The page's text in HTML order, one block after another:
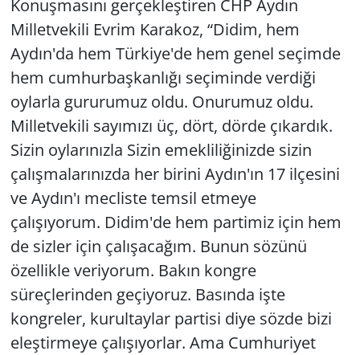
Konuşmasını gerçekleştiren CHP Aydın
Milletvekili Evrim Karakoz, “Didim, hem
Aydın'da hem Türkiye'de hem genel seçimde
hem cumhurbaşkanlığı seçiminde verdiği
oylarla gururumuz oldu. Onurumuz oldu.
Milletvekili sayımızı üç, dört, dörde çıkardık.
Sizin oylarınızla Sizin emekliliğinizde sizin
çalışmalarınızda her birini Aydın'ın 17 ilçesini
ve Aydın'ı mecliste temsil etmeye
çalışıyorum. Didim'de hem partimiz için hem
de sizler için çalışacağım. Bunun sözünü
özellikle veriyorum. Bakın kongre
süreçlerinden geçiyoruz. Basında işte
kongreler, kurultaylar partisi diye sözde bizi
eleştirmeye çalışıyorlar. Ama Cumhuriyet